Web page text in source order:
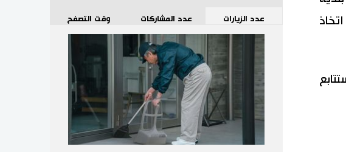
عدد الزيارات عدد المشاركات وقت التصفح